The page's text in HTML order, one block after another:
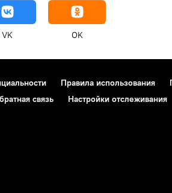
VK OK
Правила использования
связь Настройки отслеживания